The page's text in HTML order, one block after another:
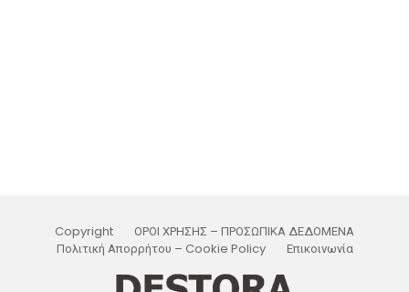
Copyright
ΟΡΟΙ ΧΡΗΣΗΣ – ΠΡΟΣΩΠΙΚΑ ΔΕΔΟΜΕΝΑ
Πολιτική Απορρήτου – Cookie Policy
Επικοινωνία